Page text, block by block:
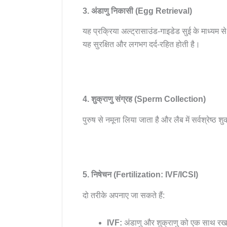
3. अंडाणु निकासी (Egg Retrieval)
यह प्रक्रिया अल्ट्रासाउंड-गाइडेड सुई के माध्यम
यह सुरक्षित और लगभग दर्द-रहित होती है।
4. शुक्राणु संग्रह (Sperm Collection)
पुरुष से नमूना लिया जाता है और लैब में सर्वश्रेष्ठ
5. निषेचन (Fertilization: IVF/ICSI)
दो तरीके अपनाए जा सकते हैं:
IVF: अंडाणु और शुक्राणु को एक साथ